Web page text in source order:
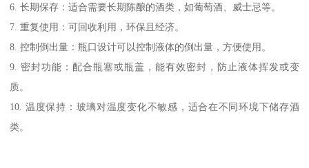
6. 长期保存：适合需要长期陈酿的酒类，如葡萄酒、威士忌等。
7. 重复使用：可回收利用，环保且经济。
8. 控制倒出量：瓶口设计可以控制液体的倒出量，方便使用。
9. 密封功能：配合瓶塞或瓶盖，能有效密封，防止液体挥发或变
质。
10. 温度保持：玻璃对温度变化不敏感，适合在不同环境下储存酒
类。